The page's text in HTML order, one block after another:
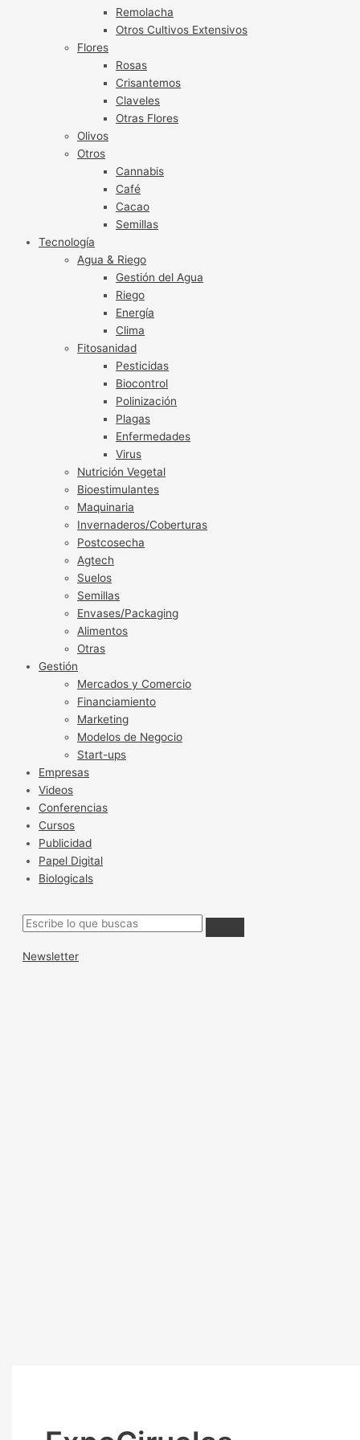
Remolacha
Otros Cultivos Extensivos
Flores
Rosas
Crisantemos
Claveles
Otras Flores
Olivos
Otros
Cannabis
Café
Cacao
Semillas
Tecnología
Agua & Riego
Gestión del Agua
Riego
Energía
Clima
Fitosanidad
Pesticidas
Biocontrol
Polinización
Plagas
Enfermedades
Virus
Nutrición Vegetal
Bioestimulantes
Maquinaria
Invernaderos/Coberturas
Postcosecha
Agtech
Suelos
Semillas
Envases/Packaging
Alimentos
Otras
Gestión
Mercados y Comercio
Financiamiento
Marketing
Modelos de Negocio
Start-ups
Empresas
Videos
Conferencias
Cursos
Publicidad
Papel Digital
Biologicals
Newsletter